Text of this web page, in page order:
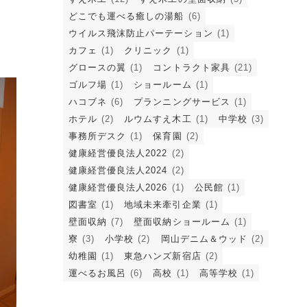
どこでも運べる癒しの湯船 (6)
ウイルス飛沫防止パーテーション (1)
カフェ (1) クリニック
(1)
グロースの翼 (1) コントラクト家具 (21)
ゴルフ場 (1) ショールーム (1)
ハコブネ (6) プランニングサービス (1)
ホテル (2) ルウムすえ木工 (1) 中学校 (3)
事務所デスク (1) 保育園 (2)
健康経営優良法人2022 (2)
健康経営優良法人2024 (2)
健康経営優良法人2026 (1) 公民館 (1)
図書室 (1) 地域未来牽引企業 (1)
壁面収納 (7) 壁面収納ショールーム (1)
寮 (3) 小学校 (2) 岡山デニム＆ウッド (2)
幼稚園 (1) 東急ハンズ新宿店 (2)
運べるお風呂 (6) 高校 (1) 高等学校 (1)